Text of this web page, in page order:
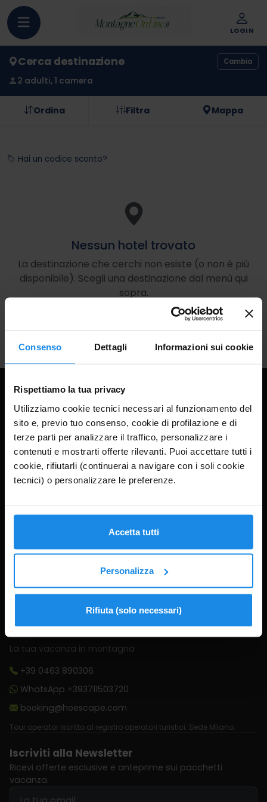
Consenso Dettagli Informazioni sui cookie
Rispettiamo la tua privacy
Utilizziamo cookie tecnici necessari al funzionamento del
sito e, previo tuo consenso, cookie di profilazione e di
terze parti per analizzare il traffico, personalizzare i
contenuti e mostrarti offerte rilevanti. Puoi accettare tutti i
cookie, rifiutarli (continuerai a navigare con i soli cookie
tecnici) o personalizzare le preferenze.
Accetta tutti
Personalizza
Rifiuta (solo necessari)
LOGIN
Cerca destinazione Cambia
2 adulti, 1 camera
Ordina Filtra Mappa
Hai un codice sconto?
Nessun hotel trovato
La destinazione che cerchi non esiste (o non è più
disponibile). Scegli una destinazione dal menù qui
sopra.
La tua vacanza in montagna
+39 0463 890306
WhatsApp +393711503720
booking@hoescape.com
Tour operator iscritto al registro operatori turistici. Sede Milano.
Montagne Online
I nostri hotel
Offerte
Contatti
FAQ
Privacy
Termini
Privacy Policy
Gestisci consenso cookie
Iscriviti alla Newsletter
Ricevi offerte esclusive e anteprime sui pacchetti
vacanza.